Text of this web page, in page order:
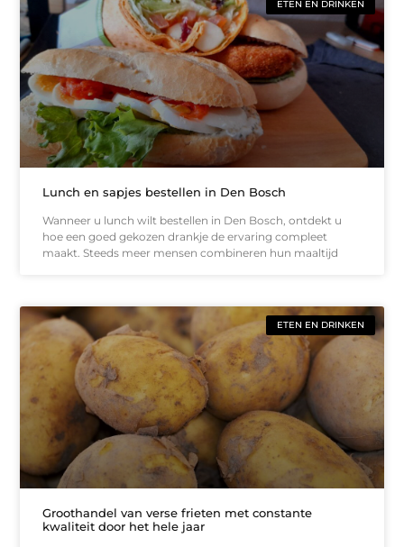
ETEN EN DRINKEN
Lunch en sapjes bestellen in Den Bosch
Wanneer u lunch wilt bestellen in Den Bosch, ontdekt u
hoe een goed gekozen drankje de ervaring compleet
maakt. Steeds meer mensen combineren hun maaltijd
ETEN EN DRINKEN
Groothandel van verse frieten met constante
kwaliteit door het hele jaar